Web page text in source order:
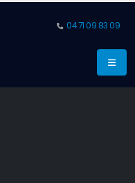
04 71 09 83 09